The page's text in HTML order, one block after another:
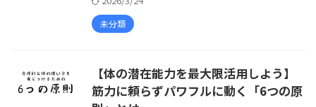
未分類
【体の潜在能力を最大限活用しよう】
筋力に頼らずパワフルに動く「6つの原